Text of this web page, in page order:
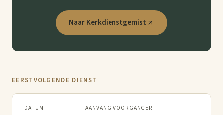
Naar Kerkdienstgemist
EERSTVOLGENDE DIENST
DATUM AANVANG VOORGANGER